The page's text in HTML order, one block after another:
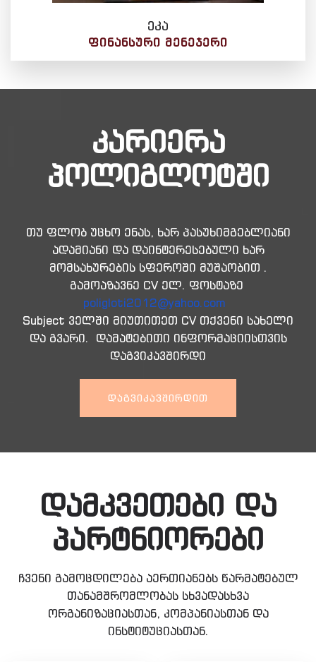
ეკა
ᲤᲘᲜᲐᲜᲡᲣᲠᲘ ᲛᲔᲜᲔᲯᲔᲠᲘ
კარიერა
პოლიგლოტში
თუ ფლობ უცხო ენას, ხარ პასუხიმგებლიანი
ადამიანი და დაინტერესებული ხარ
მომსახურების სფეროში მუშაობით .
გამოაზავნე CV ელ. ფოსტაზე
poligloti2012@yahoo.com
Subject ველში მიუთითეთ CV თქვენი სახელი
და გვარი. დამატებითი ინფორმაციისთვის
დაგვიკავშირდი
ᲓᲐᲒᲕᲘᲙᲐᲕᲨᲘᲠᲓᲘᲗ
დამკვეთები და
პარტნიორები
ჩვენი გამოცდილება აერთიანებს წარმატებულ
თანამშრომლობას სხვადასხვა
ორგანიზაციასთან, კომპანიასთან და
ინსტიტუციასთან.